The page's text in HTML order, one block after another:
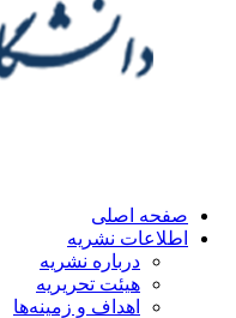
اصلی
نشریه
درباره نشریه
هیئت تحریریه
اهداف و زمینه‌ها